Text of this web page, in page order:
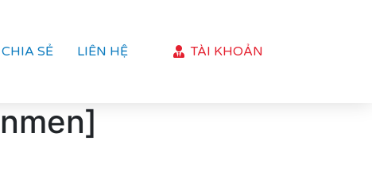
CHIA SẺ LIÊN HỆ TÀI KHOẢN